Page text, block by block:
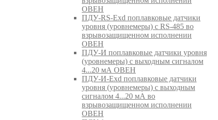
ОВЕН
ПДУ-RS-Exd поплавковые датчики
уровня (уровнемеры) с RS-485 во
взрывозащищенном исполнении
ОВЕН
ПДУ-И поплавковые датчики уровня
(уровнемеры) с выходным сигналом
4...20 мА ОВЕН
ПДУ-И-Exd поплавковые датчики
уровня (уровнемеры) с выходным
сигналом 4...20 мА во
взрывозащищенном исполнении
ОВЕН